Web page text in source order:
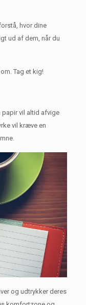
hvor dine
ud af dem, når du
Tag et kig!
vil altid afvige
vil kræve en
og udtrykker deres